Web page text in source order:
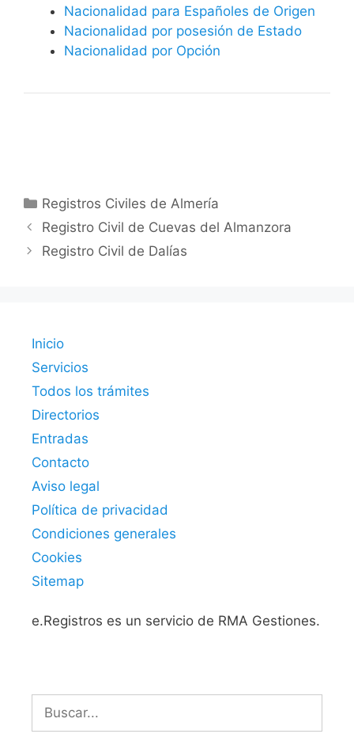
Nacionalidad para Españoles de Origen
Nacionalidad por posesión de Estado
Nacionalidad por Opción
Categorías
Registros Civiles de Almería
Registro Civil de Cuevas del Almanzora
Registro Civil de Dalías
Inicio
Servicios
Todos los trámites
Directorios
Entradas
Contacto
Aviso legal
Política de privacidad
Condiciones generales
Cookies
Sitemap
e.Registros es un servicio de RMA Gestiones.
Buscar: